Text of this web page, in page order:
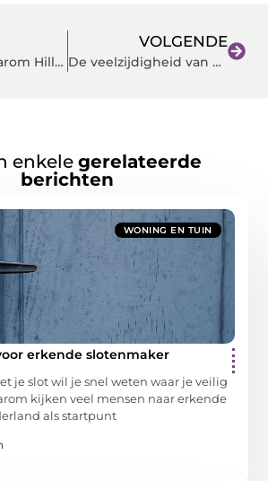
5 redenen waarom Hillegersberg een geweldige plek is om te wonen
VOLGENDE
De veelzijdigheid van een accountant uit Veghel
enkele gerelateerde
berichten
WONING EN TUIN
erkende slotenmaker
je slot wil je snel weten waar je veilig
kijken veel mensen naar erkende
als startpunt